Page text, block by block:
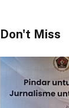
Don't Miss